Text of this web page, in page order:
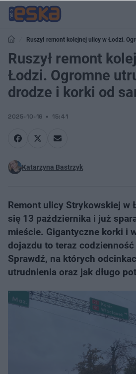
Ruszył remont kolejnej ulicy w Łodzi.
korki od samego rana!
Ruszył remont
Łodzi. Ogromne
drodze i korki od
2025-10-16 15:41
Katarzyna Bastrzyk
Remont ulicy Strykowskiej w
się 13 października i już
mieście. Gigantyczne korki i
dojazdu to teraz
Sprawdź, na których
utrudnienia oraz jak długo